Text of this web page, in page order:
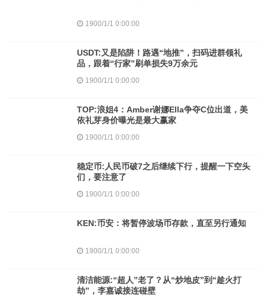
1900/1/1 0:00:00
USDT:又是陷阱！路遇“地推”，扫码进群领礼
品，跟着“行家”刷单损失9万余元
1900/1/1 0:00:00
TOP:浪姐4：Amber谢娜Ella争夺C位出道，美
依礼芽身价曝光是最大赢家
1900/1/1 0:00:00
稳定币:人民币破7之后继续下行，提醒一下空头
们，要注意了
1900/1/1 0:00:00
KEN:币安：将暂停波场币存款，直至另行通知
1900/1/1 0:00:00
清洁能源:“超人”老了？从“炒地皮”到“趁火打
劫”，李嘉诚接连碰壁